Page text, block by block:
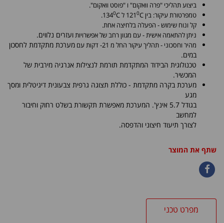
ביצוע תהליכי "פרה וואקום" ו "פוסט וואקום".
טמפרטורת עיקור: בין 121
0C ל 134 0C.
קל ונוח שימוש - הפעלה בלחיצה אחת.
ניתן להתאמה אישית - עם מגוון רחב של אפשרויותועזרים נלווים.
מהיר וחסכוני - תהליך עיקור החל מ 21- דקות עם
מערכת מתקדמת לחסכון
במים.
טכנולוגית הבידוד המתקדמת תורמת לנצילות אנרגיה מירבית של
המכשיר.
מערכת בקרה מתקדמת - כוללת תצוגה גרפית צבעונית דיגיטלית ומסך
מגע
בגודל 5.7 אינץ'. המערכת מאפשרת תקשורת בשלט רחוק וחיבור
למחשב
לצורך תיעוד חיצוני והדפסה.
שתף את המוצר
מפרט טכני